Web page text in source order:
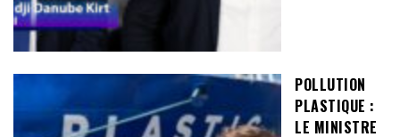
POLLUTION
PLASTIQUE :
LE MINISTRE